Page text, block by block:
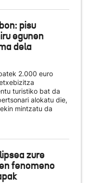
pisu
egunen
dela
2.000 euro
turistiko bat da
alokatu die,
mintzatu da
zure
fenomeno